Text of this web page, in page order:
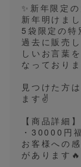
✨️新年限定
新年明けま
5袋限定の特
過去に販売
しいお言葉
なっており
見つけた方
ます✌️
【商品詳細】
・30000円
お客様への
があります🔥